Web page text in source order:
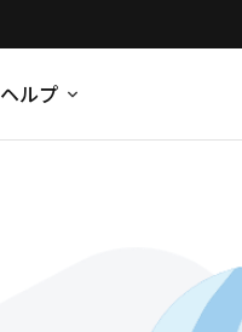
ヘルプ